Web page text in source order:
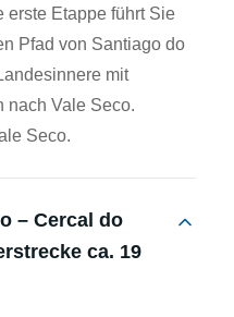
erste Etappe führt Sie
Pfad von Santiago do
mit
nach Vale Seco.
Seco.
– Cercal do
ca. 19